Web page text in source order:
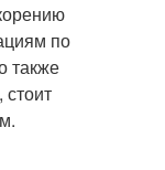
по
также